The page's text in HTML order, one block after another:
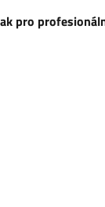
pro